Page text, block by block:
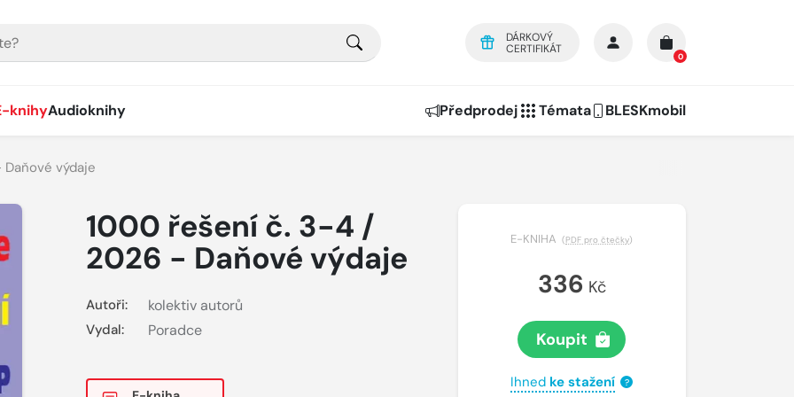
DÁRKOVÝ
CERTIFIKÁT
0
knihyAudioknihy Předprodej Témata BLESKmobil
výdaje
1000 řešení č. 3-4 /
2026 - Daňové výdaje
Autoři: kolektiv autorů
Vydal: Poradce
E-KNIHA (PDF pro čtečky)
336 Kč
Koupit
Ihned ke stažení ?